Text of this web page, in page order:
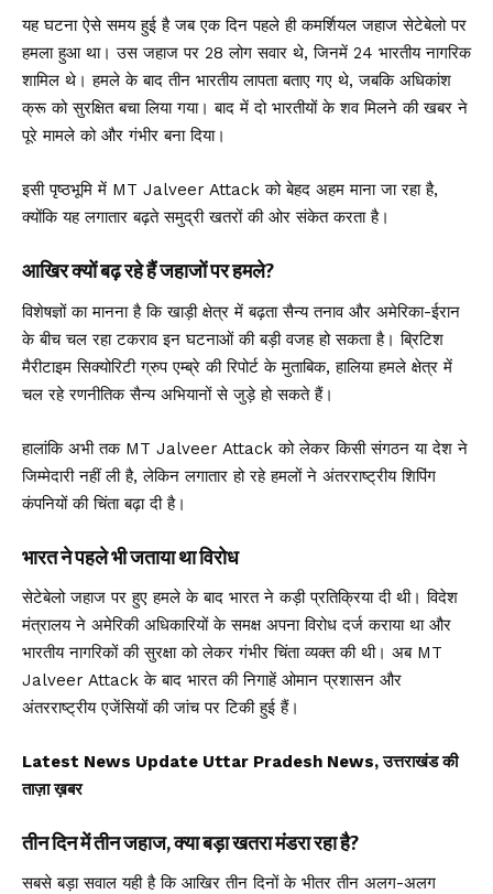
यह घटना ऐसे समय हुई है जब एक दिन पहले ही कमर्शियल जहाज सेटेबेलो पर
हमला हुआ था। उस जहाज पर 28 लोग सवार थे, जिनमें 24 भारतीय नागरिक
शामिल थे। हमले के बाद तीन भारतीय लापता बताए गए थे, जबकि अधिकांश
क्रू को सुरक्षित बचा लिया गया। बाद में दो भारतीयों के शव मिलने की खबर ने
पूरे मामले को और गंभीर बना दिया।
इसी पृष्ठभूमि में MT Jalveer Attack को बेहद अहम माना जा रहा है,
क्योंकि यह लगातार बढ़ते समुद्री खतरों की ओर संकेत करता है।
आखिर क्यों बढ़ रहे हैं जहाजों पर हमले?
विशेषज्ञों का मानना है कि खाड़ी क्षेत्र में बढ़ता सैन्य तनाव और अमेरिका-ईरान
के बीच चल रहा टकराव इन घटनाओं की बड़ी वजह हो सकता है। ब्रिटिश
मैरीटाइम सिक्योरिटी ग्रुप एम्ब्रे की रिपोर्ट के मुताबिक, हालिया हमले क्षेत्र में
चल रहे रणनीतिक सैन्य अभियानों से जुड़े हो सकते हैं।
हालांकि अभी तक MT Jalveer Attack को लेकर किसी संगठन या देश ने
जिम्मेदारी नहीं ली है, लेकिन लगातार हो रहे हमलों ने अंतरराष्ट्रीय शिपिंग
कंपनियों की चिंता बढ़ा दी है।
भारत ने पहले भी जताया था विरोध
सेटेबेलो जहाज पर हुए हमले के बाद भारत ने कड़ी प्रतिक्रिया दी थी। विदेश
मंत्रालय ने अमेरिकी अधिकारियों के समक्ष अपना विरोध दर्ज कराया था और
भारतीय नागरिकों की सुरक्षा को लेकर गंभीर चिंता व्यक्त की थी। अब MT
Jalveer Attack के बाद भारत की निगाहें ओमान प्रशासन और
अंतरराष्ट्रीय एजेंसियों की जांच पर टिकी हुई हैं।
Latest News Update Uttar Pradesh News, उत्तराखंड की
ताज़ा ख़बर
तीन दिन में तीन जहाज, क्या बड़ा खतरा मंडरा रहा है?
सबसे बड़ा सवाल यही है कि आखिर तीन दिनों के भीतर तीन अलग-अलग